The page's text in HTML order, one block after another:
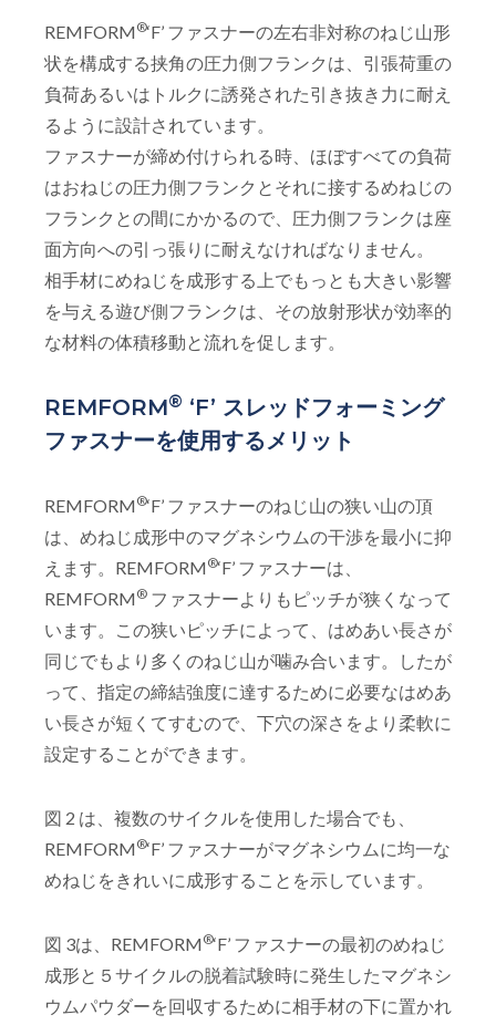
REMFORM®‘F’ ファスナーの左右非対称のねじ山形
状を構成する挟角の圧力側フランクは、引張荷重の
負荷あるいはトルクに誘発された引き抜き力に耐え
るように設計されています。
ファスナーが締め付けられる時、ほぼすべての負荷
はおねじの圧力側フランクとそれに接するめねじの
フランクとの間にかかるので、圧力側フランクは座
面方向への引っ張りに耐えなければなりません。
相手材にめねじを成形する上でもっとも大きい影響
を与える遊び側フランクは、その放射形状が効率的
な材料の体積移動と流れを促します。
REMFORM® ‘F’ スレッドフォーミング
ファスナーを使用するメリット
REMFORM®‘F’ ファスナーのねじ山の狭い山の頂
は、めねじ成形中のマグネシウムの干渉を最小に抑
えます。REMFORM®‘F’ ファスナーは、
REMFORM® ファスナーよりもピッチが狭くなって
います。この狭いピッチによって、はめあい長さが
同じでもより多くのねじ山が噛み合います。したが
って、指定の締結強度に達するために必要なはめあ
い長さが短くてすむので、下穴の深さをより柔軟に
設定することができます。
図 2 は、複数のサイクルを使用した場合でも、
REMFORM®‘F’ ファスナーがマグネシウムに均一な
めねじをきれいに成形することを示しています。
図 3は、REMFORM®‘F’ ファスナーの最初のめねじ
成形と５サイクルの脱着試験時に発生したマグネシ
ウムパウダーを回収するために相手材の下に置かれ